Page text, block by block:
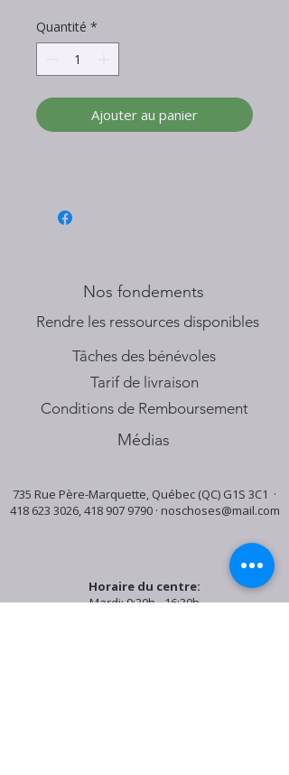
Quantité *
Ajouter au panier
Nos fondements
​Rendre les ressources disponibles
Tâches des bénévoles
Tarif de livraison
Conditions de Remboursement
Médias
735 Rue Père-Marquette, Québec (QC) G1S 3C1 ·
418 623 3026,418 907 9790· noschoses@mail.com
Horaire du centre:
Mardi: 9:30h - 16:30h